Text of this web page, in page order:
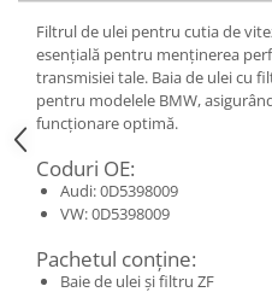
Filtrul de ulei pentru cutia de
esențială pentru menținerea
transmisiei tale. Baia de ulei cu
pentru modelele BMW,
funcționare optimă.
Coduri OE:
Audi: 0D5398009
VW: 0D5398009
Pachetul conține:
Baie de ulei și filtru ZF